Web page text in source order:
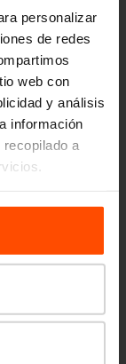
personalizar
de redes
web con
y análisis
información
a
to the